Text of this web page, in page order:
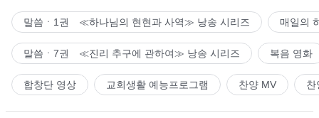
말씀ㆍ1권 ≪하나님의 현현과 사역≫ 낭송 시리즈 매일의
말씀ㆍ7권 ≪진리 추구에 관하여≫ 낭송 시리즈 복음 영화
합창단 영상 교회생활 예능프로그램 찬양 MV 찬